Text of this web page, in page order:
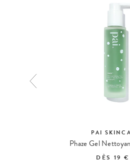
PAI
Phaze Gel
DÈS 19 €